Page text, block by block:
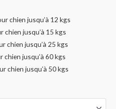
chien jusqu’à 12 kgs
chien jusqu’à 15 kgs
chien jusqu’à 25 kgs
chien jusqu’à 60 kgs
chien jusqu’à 50 kgs